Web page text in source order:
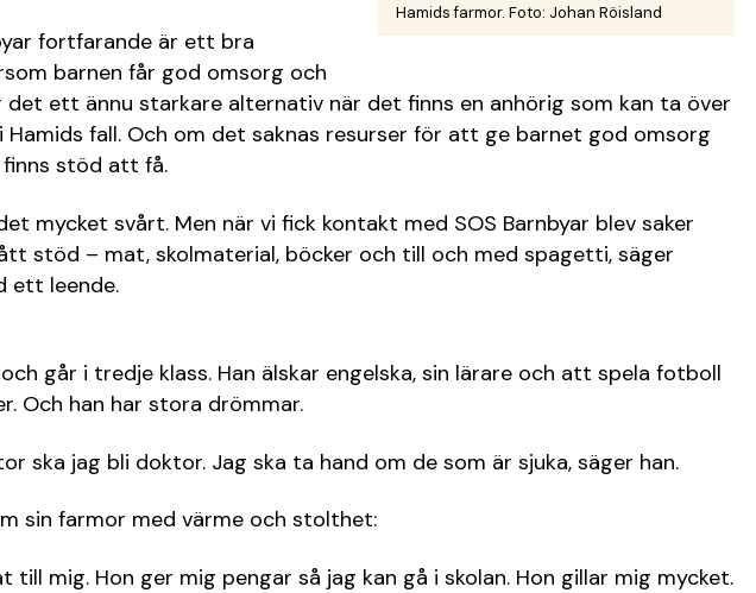
Hamids farmor. Foto: Johan Röisland
fortfarande är ett bra
barnen får god omsorg och
ett ännu starkare alternativ när det finns en anhörig som kan ta över
Hamids fall. Och om det saknas resurser för att ge barnet god omsorg
stöd att få.
mycket svårt. Men när vi fick kontakt med SOS Barnbyar blev saker
stöd – mat, skolmaterial, böcker och till och med spagetti, säger
ett leende.
går i tredje klass. Han älskar engelska, sin lärare och att spela fotboll
Och han har stora drömmar.
ska jag bli doktor. Jag ska ta hand om de som är sjuka, säger han.
sin farmor med värme och stolthet:
till mig. Hon ger mig pengar så jag kan gå i skolan. Hon gillar mig mycket.